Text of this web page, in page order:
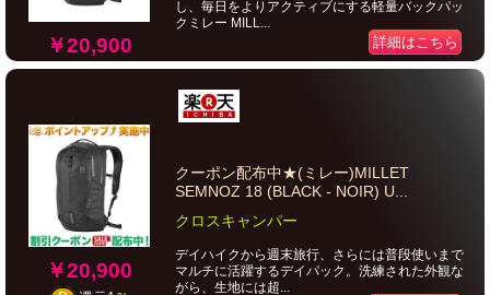
￥20,900
し、毎日をよりアクティブにする軽量バックパッ
クミレー MILL...
詳細はこちら
￥20,900
クーポン配布中★(ミレー)MILLET
SEMNOZ 18 (BLACK - NOIR) U...
クロスキャンパー
デイハイクから週末旅行、さらには普段使いまで
マルチに活躍するデイパック。洗練された外観な
がら、生地には超...